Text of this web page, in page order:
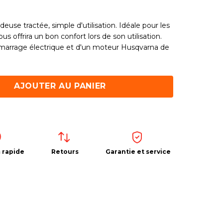
tractée, simple d'utilisation. Idéale pour les
offrira un bon confort lors de son utilisation.
électrique et d'un moteur Husqvarna de
AJOUTER AU PANIER
rapide Retours Garantie et service